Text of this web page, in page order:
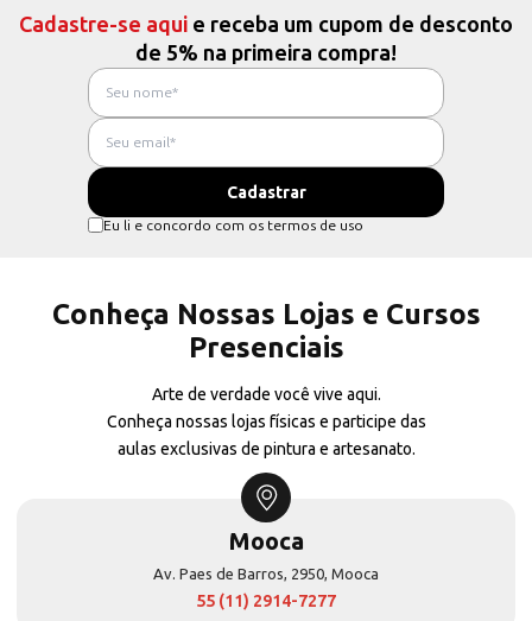
Cadastre-se aqui e receba um cupom de desconto
de 5% na primeira compra!
Eu li e concordo com os termos de uso
Conheça Nossas Lojas e Cursos
Presenciais
Arte de verdade você vive aqui.
Conheça nossas lojas físicas e participe das
aulas exclusivas de pintura e artesanato.
Mooca
Av. Paes de Barros, 2950, Mooca
55 (11) 2914-7277